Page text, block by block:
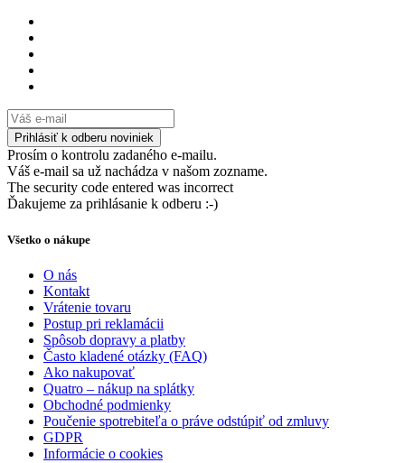
Prosím o kontrolu zadaného e-mailu.
Váš e-mail sa už nachádza v našom zozname.
The security code entered was incorrect
Ďakujeme za prihlásanie k odberu :-)
Všetko o nákupe
O nás
Kontakt
Vrátenie tovaru
Postup pri reklamácii
Spôsob dopravy a platby
Často kladené otázky (FAQ)
Ako nakupovať
Quatro – nákup na splátky
Obchodné podmienky
Poučenie spotrebiteľa o práve odstúpiť od zmluvy
GDPR
Informácie o cookies